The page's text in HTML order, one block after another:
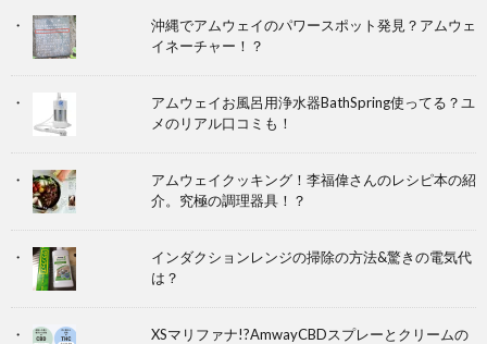
沖縄でアムウェイのパワースポット発見？アムウェ
イネーチャー！？
アムウェイお風呂用浄水器BathSpring使ってる？ユ
メのリアル口コミも！
アムウェイクッキング！李福偉さんのレシピ本の紹
介。究極の調理器具！？
インダクションレンジの掃除の方法&驚きの電気代
は？
XSマリファナ!?AmwayCBDスプレーとクリームの